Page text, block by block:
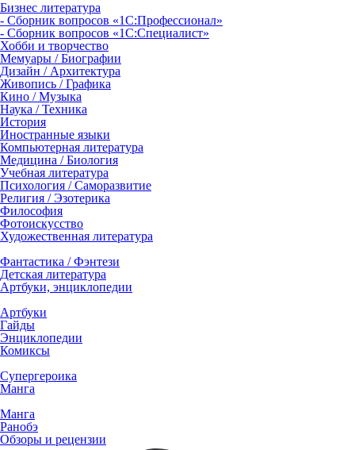
Бизнес литература
- Сборник вопросов «1С:Профессионал»
- Сборник вопросов «1С:Специалист»
Хобби и творчество
Мемуары / Биографии
Дизайн / Архитектура
Живопись / Графика
Кино / Музыка
Наука / Техника
История
Иностранные языки
Компьютерная литература
Медицина / Биология
Учебная литература
Психология / Саморазвитие
Религия / Эзотерика
Философия
Фотоискусство
Художественная литература
Фантастика / Фэнтези
Детская литература
Артбуки, энциклопедии
Артбуки
Гайды
Энциклопедии
Комиксы
Супергероика
Манга
Манга
Ранобэ
Обзоры и рецензии